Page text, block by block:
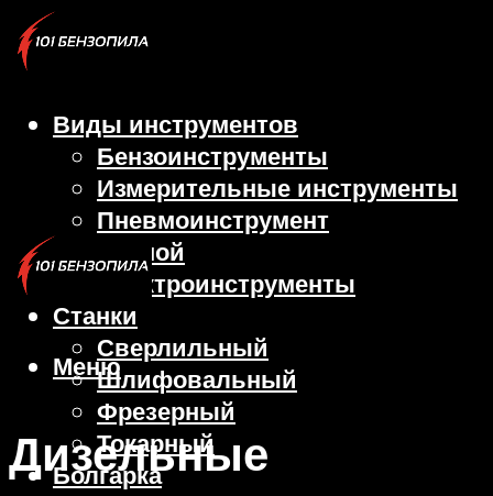
Виды инструментов
Бензоинструменты
Измерительные инструменты
Пневмоинструмент
Ручной
Электроинструменты
Станки
Сверлильный
Шлифовальный
Фрезерный
Токарный
Болгарка
Меню
Дизельные